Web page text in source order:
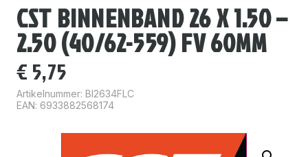
CST BINNENBAND 26 X 1.50 –
2.50 (40/62-559) FV 60MM
€ 5,75
Artikelnummer: BI2634FLC
EAN: 6933882568174